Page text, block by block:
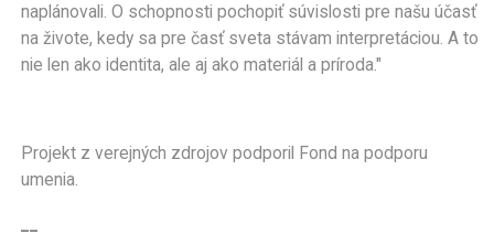
naplánovali. O schopnosti pochopiť súvislosti pre našu účasť
na živote, kedy sa pre časť sveta stávam interpretáciou. A to
nie len ako identita, ale aj ako materiál a príroda."
Projekt z verejných zdrojov podporil Fond na podporu
umenia.